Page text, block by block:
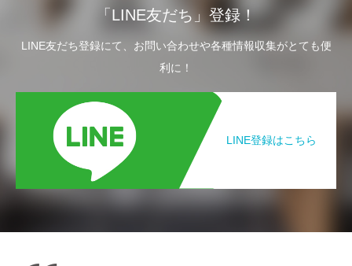
「LINE友だち」登録！
LINE友だち登録にて、お問い合わせや各種情報収集がとても便
利に！
LINE登録はこちら